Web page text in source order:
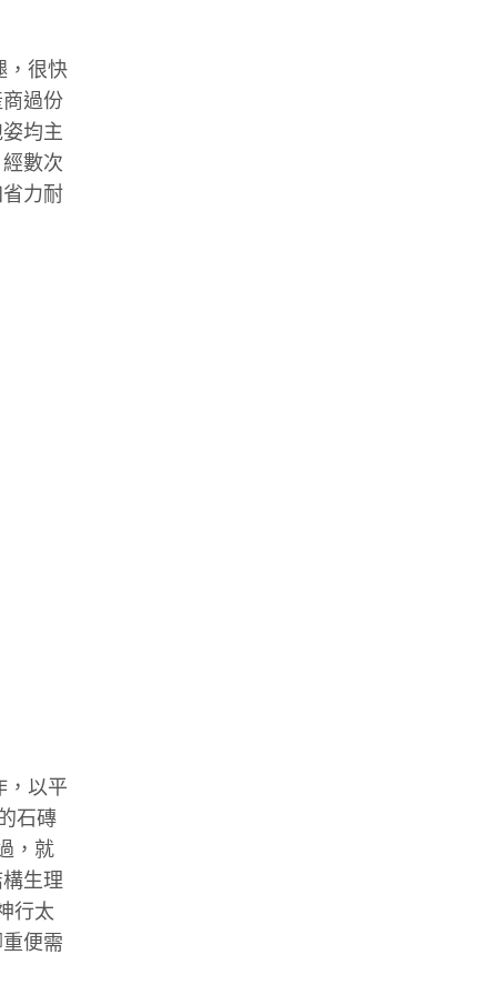
，很快
過份
均主
數次
力耐
，以平
石磚
，就
生理
行太
便需